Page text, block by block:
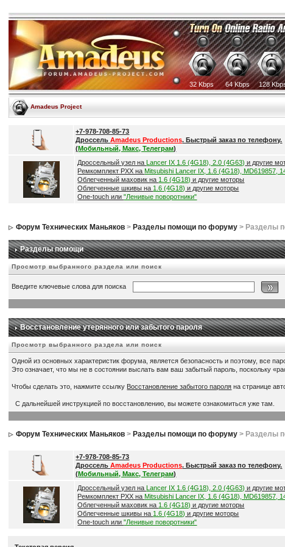
32 Kbps 64 Kbps 128
Amadeus Project
+7-978-708-85-73
ДроссельAmadeus Productions. Быстрый заказ по телефону.
(Мобильный, Макс, Телеграм)
Дроссельный узел на Lancer IX 1.6 (4G18), 2.0 (4G63) и другие
Ремкомплект РХХ на Mitsubishi Lancer IX, 1.6 (4G18), MD619857,
Облегченный маховик на 1.6 (4G18) и другие моторы
Облегченные шкивы на 1.6 (4G18) и другие моторы
One-touch или"Ленивые поворотники"
Форум Технических Маньяков > Разделы помощи по форуму > Разделы
Разделы помощи
Просмотр выбранного раздела или поиск
Введите ключевые слова для поиска
Восстановление утерянного или забытого пароля
Просмотр выбранного раздела или поиск
Одной из основных характеристик форума, является безопасность и поэтому, все
Это означает, что мы не в состоянии выслать вам ваш забытый пароль, поскольку
Чтобы сделать это, нажмите ссылку Восстановление забытого пароля на странице
С дальнейшей инструкцией по восстановлению, вы можете ознакомиться уже там.
Форум Технических Маньяков > Разделы помощи по форуму > Разделы
+7-978-708-85-73
ДроссельAmadeus Productions. Быстрый заказ по телефону.
(Мобильный, Макс, Телеграм)
Дроссельный узел на Lancer IX 1.6 (4G18), 2.0 (4G63) и другие
Ремкомплект РХХ на Mitsubishi Lancer IX, 1.6 (4G18), MD619857,
Облегченный маховик на 1.6 (4G18) и другие моторы
Облегченные шкивы на 1.6 (4G18) и другие моторы
One-touch или"Ленивые поворотники"